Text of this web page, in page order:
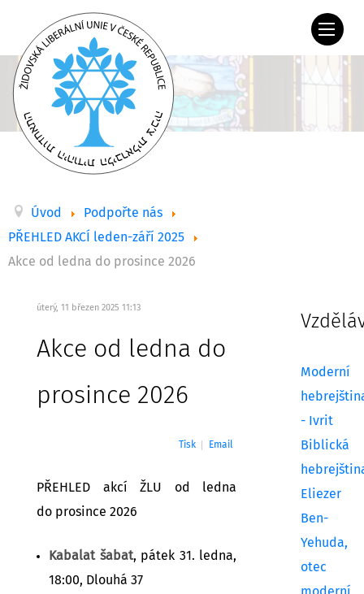
Úvod
Podpořte nás
PŘEHLED AKCÍ leden-září 2025
Akce od ledna do prosince 2026
úterý, 11 březen 2025 11:13
Akce od ledna do
prosince 2026
Tisk Email
PŘEHLED akcí ŽLU od ledna
do prosince 2026
Kabalat šabat, pátek 31. ledna,
18:00, Dlouhá 37
Moderní
- Ivrit
Biblická
Eliezer
Ben-
Yehuda,
otec